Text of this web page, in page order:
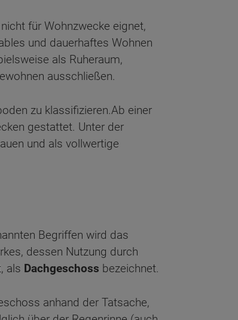
für Wohnzwecke eignet,
und dauerhaftes Wohnen
als Ruheraum,
ausschließen.
zu klassifizieren.Ab einer
gestattet. Unter der
und als vollwertige
Begriffen wird das
dessen Nutzung durch
als Dachgeschoss bezeichnet.
anhand der Tatsache,